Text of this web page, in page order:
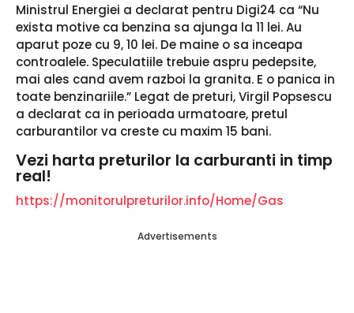
Ministrul Energiei a declarat pentru Digi24 ca “Nu
exista motive ca benzina sa ajunga la 11 lei. Au
aparut poze cu 9, 10 lei. De maine o sa inceapa
controalele. Speculatiile trebuie aspru pedepsite,
mai ales cand avem razboi la granita. E o panica in
toate benzinariile.” Legat de preturi, Virgil Popsescu
a declarat ca in perioada urmatoare, pretul
carburantilor va creste cu maxim 15 bani.
Vezi harta preturilor la carburanti in timp
real!
https://monitorulpreturilor.info/Home/Gas
Advertisements